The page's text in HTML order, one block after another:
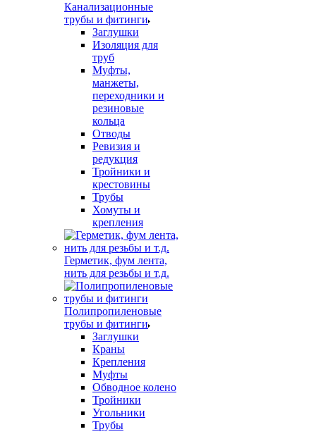
Канализационные
трубы и фитинги
Заглушки
Изоляция для
труб
Муфты,
манжеты,
переходники и
резиновые
кольца
Отводы
Ревизия и
редукция
Тройники и
крестовины
Трубы
Хомуты и
крепления
Герметик, фум лента,
нить для резьбы и т.д.
Полипропиленовые
трубы и фитинги
Заглушки
Краны
Крепления
Муфты
Обводное колено
Тройники
Угольники
Трубы